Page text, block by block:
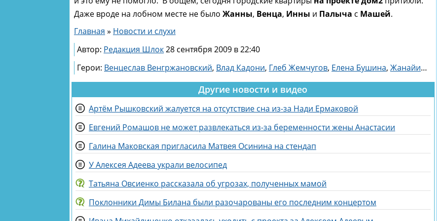
Даже вроде на лобном месте не было Жанны, Венца, Инны и Палыча с Машей.
Главная » Новости и слухи
Автор: Редакция Шлок28 сентября 2009 в 22:40
Герои: Венцеслав Венгржановский, Влад Кадони, Глеб Жемчугов, Елена Бушина, Жанайим Алыбаева
Другие новости и видео
Артём Рышковский жалуется на отсутствие сна из-за Нади Ермаковой
Евгений Ромашов не может развлекаться из-за беременности жены Анастасии
Галина Маковская пригласила Матвея Осинина на стендап
У Алексея Адеева украли велосипед
Татьяна Овсиенко рассказала об угрозах, полученных мамой
Поклонники Димы Билана были разочарованы его последним концертом